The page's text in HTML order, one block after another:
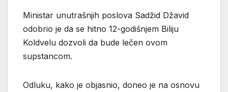
Ministar unutrašnjih poslova Sadžid Džavid
odobrio je da se hitno 12-godišnjem Biliju
Koldvelu dozvoli da bude lečen ovom
supstancom.
Odluku, kako je objasnio, doneo je na osnovu